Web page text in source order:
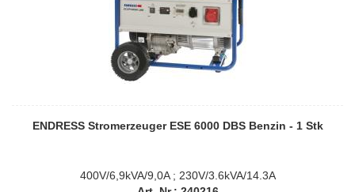
ENDRESS Stromerzeuger ESE 6000 DBS Benzin - 1 Stk
400V/6,9kVA/9,0A ; 230V/3.6kVA/14.3A